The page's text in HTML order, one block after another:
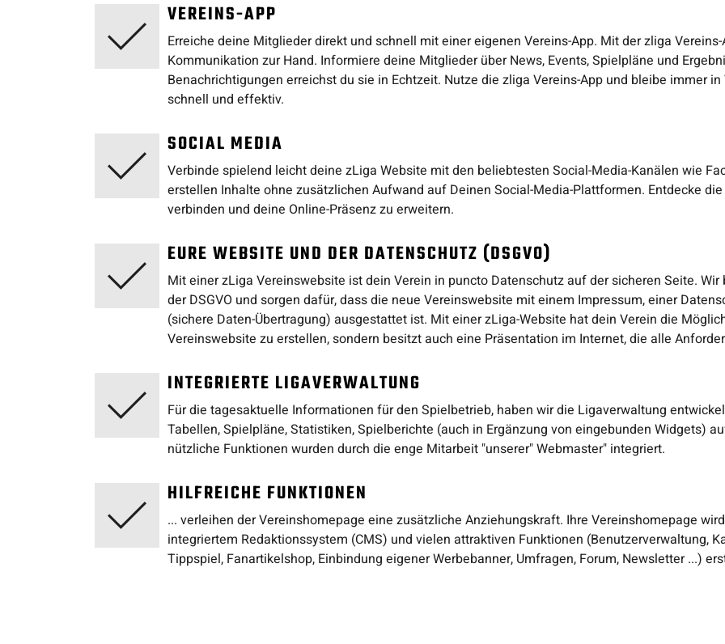
VEREINS-APP
Erreiche deine Mitglieder direkt und schnell mit einer eigenen Vereins-App. Mit der zliga
Kommunikation zur Hand. Informiere deine Mitglieder über News, Events, Spielpläne und
Benachrichtigungen erreichst du sie in Echtzeit. Nutze die zliga Vereins-App und bleibe immer
schnell und effektiv.
SOCIAL MEDIA
Verbinde spielend leicht deine zLiga Website mit den beliebtesten Social-Media-Kanälen wie
erstellen Inhalte ohne zusätzlichen Aufwand auf Deinen Social-Media-Plattformen. Entdecke
verbinden und deine Online-Präsenz zu erweitern.
EURE WEBSITE UND DER DATENSCHUTZ (DSGVO)
Mit einer zLiga Vereinswebsite ist dein Verein in puncto Datenschutz auf der sicheren Seite.
der DSGVO und sorgen dafür, dass die neue Vereinswebsite mit einem Impressum, einer
(sichere Daten-Übertragung) ausgestattet ist. Mit einer zLiga-Website hat dein Verein die
Vereinswebsite zu erstellen, sondern besitzt auch eine Präsentation im Internet, die alle
INTEGRIERTE LIGAVERWALTUNG
Für die tagesaktuelle Informationen für den Spielbetrieb, haben wir die Ligaverwaltung
Tabellen, Spielpläne, Statistiken, Spielberichte (auch in Ergänzung von eingebunden Widgets)
nützliche Funktionen wurden durch die enge Mitarbeit "unserer" Webmaster" integriert.
HILFREICHE FUNKTIONEN
... verleihen der Vereinshomepage eine zusätzliche Anziehungskraft. Ihre Vereinshomepage
integriertem Redaktionssystem (CMS) und vielen attraktiven Funktionen (Benutzerverwaltung,
Tippspiel, Fanartikelshop, Einbindung eigener Werbebanner, Umfragen, Forum, Newsletter ...)